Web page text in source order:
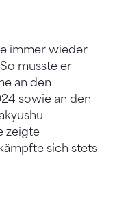
immer wieder
musste er
an den
sowie an den
zeigte
sich stets